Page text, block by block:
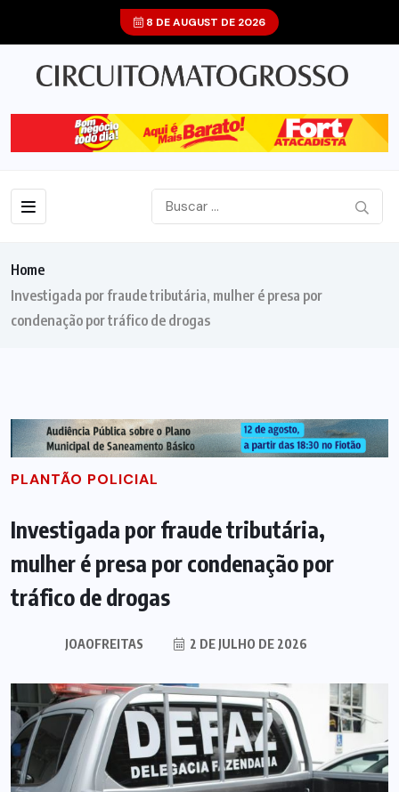
8 DE AUGUST DE 2026
Home
Investigada por fraude tributária, mulher é presa por
condenação por tráfico de drogas
PLANTÃO POLICIAL
Investigada por fraude tributária,
mulher é presa por condenação por
tráfico de drogas
JOAOFREITAS 2 DE JULHO DE 2026